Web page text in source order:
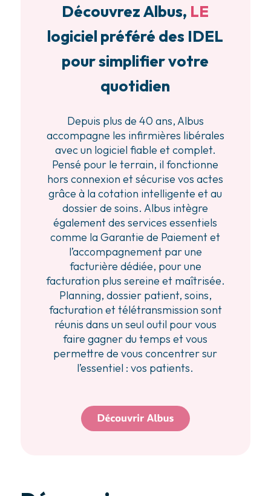
Découvrez Albus, LE
logiciel préféré des IDEL
pour simplifier votre
quotidien
Depuis plus de 40 ans, Albus
accompagne les infirmières libérales
avec un logiciel fiable et complet.
Pensé pour le terrain, il fonctionne
hors connexion et sécurise vos actes
grâce à la cotation intelligente et au
dossier de soins. Albus intègre
également des services essentiels
comme la Garantie de Paiement et
l’accompagnement par une
facturière dédiée, pour une
facturation plus sereine et maîtrisée.
Planning, dossier patient, soins,
facturation et télétransmission sont
réunis dans un seul outil pour vous
faire gagner du temps et vous
permettre de vous concentrer sur
l’essentiel : vos patients.